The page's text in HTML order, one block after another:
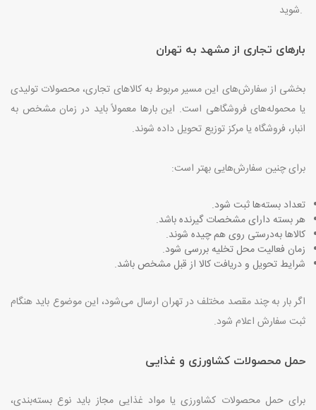
شوید.
بارهای تجاری از مشهد به تهران
بخشی از سفارش‌های این مسیر مربوط به کالاهای تجاری، محصولات تولیدی
یا محموله‌های فروشگاهی است. این بارها معمولاً باید در زمان مشخص به
انبار، فروشگاه یا مرکز توزیع تحویل داده شوند.
برای چنین سفارش‌هایی بهتر است:
تعداد بسته‌ها ثبت شود.
هر بسته دارای مشخصات گیرنده باشد.
کالاها به‌درستی روی هم چیده شوند.
زمان فعالیت محل تخلیه بررسی شود.
شرایط تحویل و دریافت کالا از قبل مشخص باشد.
اگر بار به چند مقصد مختلف در تهران ارسال می‌شود، این موضوع باید هنگام
ثبت سفارش اعلام شود.
حمل محصولات کشاورزی و غذایی
برای حمل محصولات کشاورزی یا مواد غذایی مجاز باید نوع بسته‌بندی،